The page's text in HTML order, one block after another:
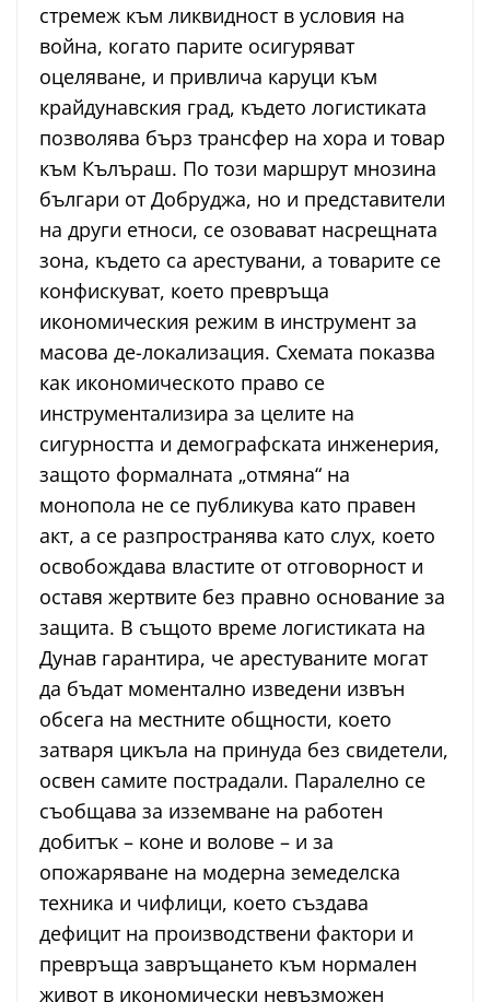
стремеж към ликвидност в условия на
война, когато парите осигуряват
оцеляване, и привлича каруци към
крайдунавския град, където логистиката
позволява бърз трансфер на хора и товар
към Кълъраш. По този маршрут мнозина
българи от Добруджа, но и представители
на други етноси, се озовават насрещната
зона, където са арестувани, а товарите се
конфискуват, което превръща
икономическия режим в инструмент за
масова де-локализация. Схемата показва
как икономическото право се
инструментализира за целите на
сигурността и демографската инженерия,
защото формалната „отмяна“ на
монопола не се публикува като правен
акт, а се разпространява като слух, което
освобождава властите от отговорност и
оставя жертвите без правно основание за
защита. В същото време логистиката на
Дунав гарантира, че арестуваните могат
да бъдат моментално изведени извън
обсега на местните общности, което
затваря цикъла на принуда без свидетели,
освен самите пострадали. Паралелно се
съобщава за изземване на работен
добитък – коне и волове – и за
опожаряване на модерна земеделска
техника и чифлици, което създава
дефицит на производствени фактори и
превръща завръщането към нормален
живот в икономически невъзможен